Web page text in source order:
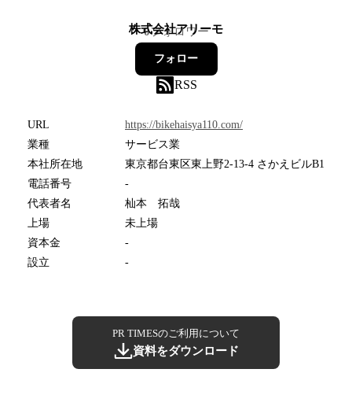
株式会社アリーモ
0フォロワー
フォロー
RSS
URL
https://bikehaisya110.com/
業種
サービス業
本社所在地
東京都台東区東上野2-13-4 さかえビルB1
電話番号
-
代表者名
杣本 拓哉
上場
未上場
資本金
-
設立
-
PR TIMESのご利用について
資料をダウンロード